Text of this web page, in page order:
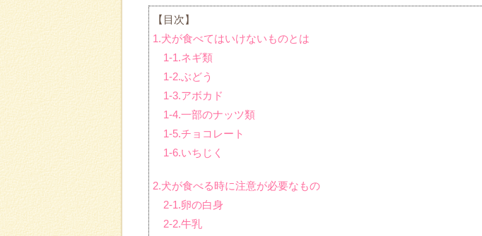
【目次】
1.犬が食べてはいけないものとは
1-1.ネギ類
1-2.ぶどう
1-3.アボカド
1-4.一部のナッツ類
1-5.チョコレート
1-6.いちじく
2.犬が食べる時に注意が必要なもの
2-1.卵の白身
2-2.牛乳